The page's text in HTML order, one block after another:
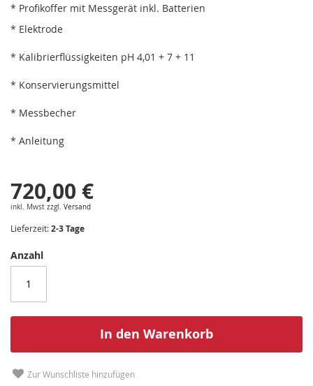
* Profikoffer mit Messgerät inkl. Batterien
* Elektrode
* Kalibrierflüssigkeiten pH 4,01 + 7 + 11
* Konservierungsmittel
* Messbecher
* Anleitung
720,00 €
inkl. Mwst zzgl. Versand
Lieferzeit:2-3 Tage
Anzahl
In den Warenkorb
Zur Wunschliste hinzufügen